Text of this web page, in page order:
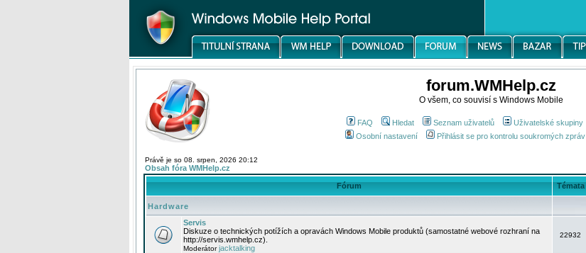
forum.WMHelp.cz
O všem, co souvisí s Windows Mobile
FAQ Hledat Seznam uživatelů Uživatelské skupiny
Osobní nastavení
Přihlásit se pro kontrolu soukromých zpráv
Právě je so 08. srpen, 2026 20:12
Obsah fóra WMHelp.cz
Fórum Témata
Hardware
Servis
Diskuze o technických potížích a opravách Windows Mobile produktů (samostatné webové rozhraní na
http://servis.wmhelp.cz).
Moderátorjacktalking
22932